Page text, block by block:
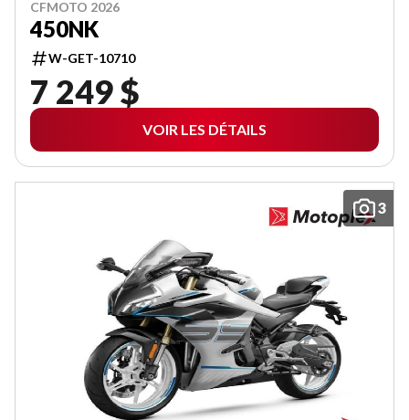
CFMOTO 2026
450NK
W-GET-10710
7 249 $
VOIR LES DÉTAILS
3